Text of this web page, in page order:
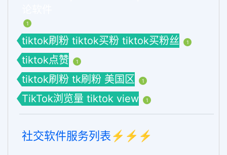
1
tiktok刷粉 tiktok买粉 tiktok买粉丝 1
tiktok点赞 1
tiktok刷粉 tk刷粉 美国区 1
TikTok浏览量 tiktok view 1
社交软件服务列表⚡️⚡️⚡️